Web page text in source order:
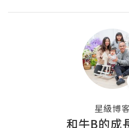
星級博
和牛B的成